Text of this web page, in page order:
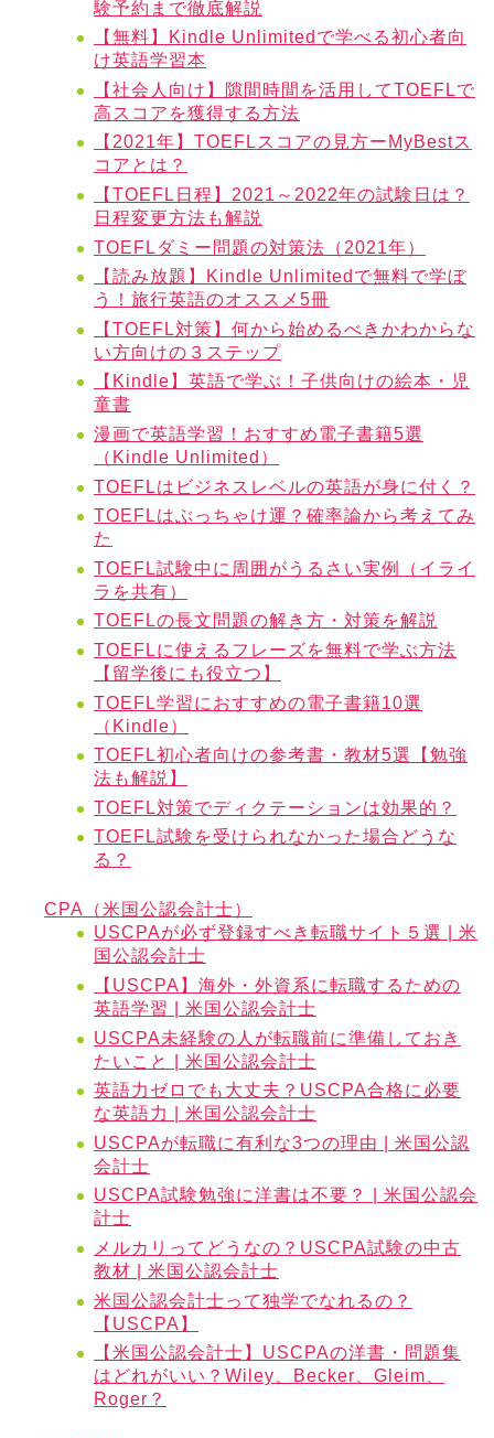
験予約まで徹底解説
【無料】Kindle Unlimitedで学べる初心者向
け英語学習本
【社会人向け】隙間時間を活用してTOEFLで
高スコアを獲得する方法
【2021年】TOEFLスコアの見方ーMyBestス
コアとは？
【TOEFL日程】2021～2022年の試験日は？
日程変更方法も解説
TOEFLダミー問題の対策法（2021年）
【読み放題】Kindle Unlimitedで無料で学ぼ
う！旅行英語のオススメ5冊
【TOEFL対策】何から始めるべきかわからな
い方向けの３ステップ
【Kindle】英語で学ぶ！子供向けの絵本・児
童書
漫画で英語学習！おすすめ電子書籍5選
（Kindle Unlimited）
TOEFLはビジネスレベルの英語が身に付く？
TOEFLはぶっちゃけ運？確率論から考えてみ
た
TOEFL試験中に周囲がうるさい実例（イライ
ラを共有）
TOEFLの長文問題の解き方・対策を解説
TOEFLに使えるフレーズを無料で学ぶ方法
【留学後にも役立つ】
TOEFL学習におすすめの電子書籍10選
（Kindle）
TOEFL初心者向けの参考書・教材5選【勉強
法も解説】
TOEFL対策でディクテーションは効果的？
TOEFL試験を受けられなかった場合どうな
る？
CPA（米国公認会計士）
USCPAが必ず登録すべき転職サイト５選 | 米
国公認会計士
【USCPA】海外・外資系に転職するための
英語学習 | 米国公認会計士
USCPA未経験の人が転職前に準備しておき
たいこと | 米国公認会計士
英語力ゼロでも大丈夫？USCPA合格に必要
な英語力 | 米国公認会計士
USCPAが転職に有利な3つの理由 | 米国公認
会計士
USCPA試験勉強に洋書は不要？ | 米国公認会
計士
メルカリってどうなの？USCPA試験の中古
教材 | 米国公認会計士
米国公認会計士って独学でなれるの？
【USCPA】
【米国公認会計士】USCPAの洋書・問題集
はどれがいい？Wiley、Becker、Gleim、
Roger？